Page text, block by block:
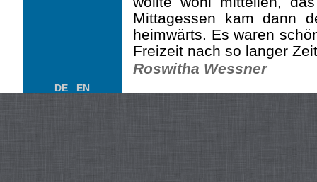
Mittag­essen kam dann
heimwärts. Es waren
Freizeit nach so langer
Roswitha Wessner
DE EN